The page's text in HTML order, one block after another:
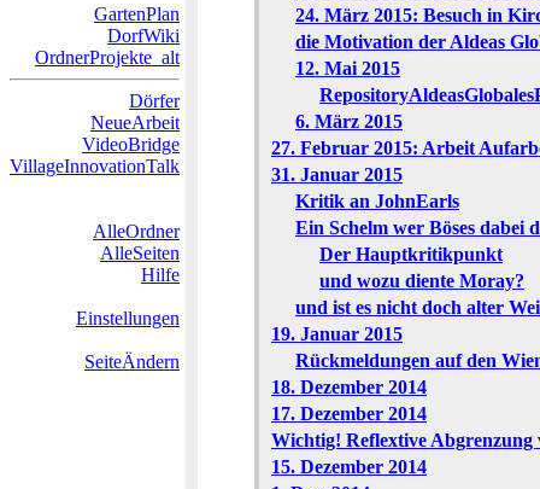
GartenPlan
DorfWiki
OrdnerProjekte_alt
Dörfer
NeueArbeit
VideoBridge
VillageInnovationTalk
AlleOrdner
AlleSeiten
Hilfe
Einstellungen
SeiteÄndern
24. März 2015: Besuch in
die Motivation der Aldeas
12. Mai 2015
6. März 2015
27. Februar 2015: Arbeit
31. Januar 2015
Kritik an JohnEarls
Ein Schelm wer Böses dabei
Der Hauptkritikpunkt
und wozu diente Moray?
und ist es nicht doch alter
19. Januar 2015
Rückmeldungen auf den
18. Dezember 2014
17. Dezember 2014
Wichtig! Reflextive Abgrenzung
15. Dezember 2014